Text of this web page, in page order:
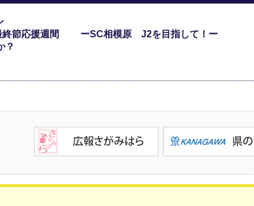
終節応援週間 ーSC相模原 J2を目指して！ー
？